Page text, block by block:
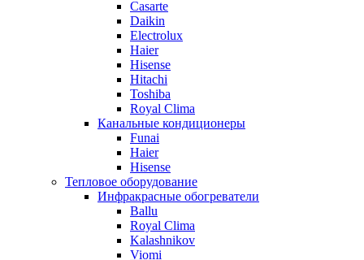
Casarte
Daikin
Electrolux
Haier
Hisense
Hitachi
Toshiba
Royal Clima
Канальные кондиционеры
Funai
Haier
Hisense
Тепловое оборудование
Инфракрасные обогреватели
Ballu
Royal Clima
Kalashnikov
Viomi